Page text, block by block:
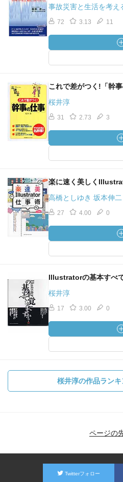
事故災害と生活を考え
72 3.13 11
これで差がつく!「幹
桜井淳
31 2.73 3
楽に速く美しく
高橋としゆき 坂本伸
27 4.00 0
Illustratorの基本すべ
桜井淳
17 3.00 0
桜井淳の作品ラン
ページの
Twitterフォロー